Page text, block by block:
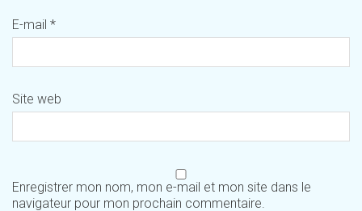
E-mail *
Site web
Enregistrer mon nom, mon e-mail et mon site dans le
navigateur pour mon prochain commentaire.